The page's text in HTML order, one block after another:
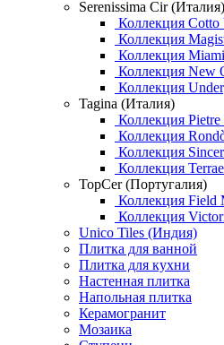
Serenissima Cir (Италия)
Коллекция Cotto
Коллекция
Коллекция Miami
Коллекция New
Коллекция
Tagina (Италия)
Коллекция Pietre
Коллекция
Коллекция
Коллекция
TopCer (Португалия)
Коллекция Field
Коллекция
Unico Tiles (Индия)
Плитка для ванной
Плитка для кухни
Настенная плитка
Напольная плитка
Керамогранит
Мозаика